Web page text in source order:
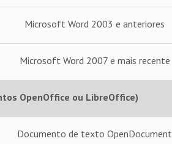
Microsoft Word 2003 e anteriores
Microsoft Word 2007 e mais recente
OpenOffice ou LibreOffice)
Documento de texto OpenDocument